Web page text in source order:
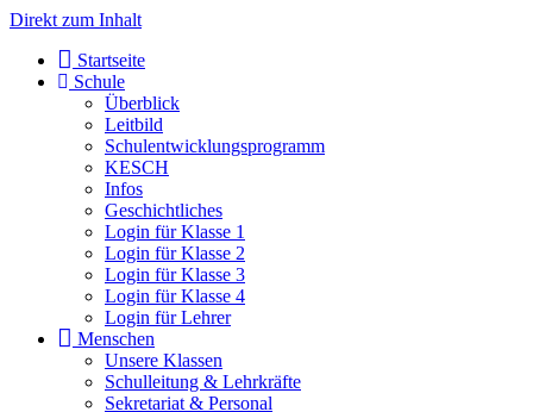
Direkt zum Inhalt
Start­sei­te
Schu­le
Über­blick
Leit­bild
Schul­ent­wick­lungs­pro­gramm
KESCH
Infos
Geschicht­li­ches
Log­in für Klas­se 1
Log­in für Klas­se 2
Log­in für Klas­se 3
Log­in für Klas­se 4
Log­in für Leh­rer
Men­schen
Unse­re Klas­sen
Schul­lei­tung & Lehr­kräf­te
Sekre­ta­ri­at & Per­so­nal